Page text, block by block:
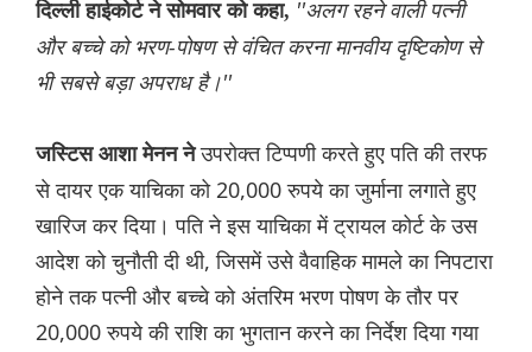
दिल्ली हाईकोर्ट ने सोमवार को कहा, ''अलग रहने वाली पत्नी
और बच्चे को भरण-पोषण से वंचित करना मानवीय दृष्टिकोण से
भी सबसे बड़ा अपराध है।''
जस्टिस आशा मेनन नेउपरोक्त टिप्पणी करते हुए पति की तरफ
से दायर एक याचिका को 20,000 रुपये का जुर्माना लगाते हुए
खारिज कर दिया। पति ने इस याचिका में ट्रायल कोर्ट के उस
आदेश को चुनौती दी थी, जिसमें उसे वैवाहिक मामले का निपटारा
होने तक पत्नी और बच्चे को अंतरिम भरण पोषण के तौर पर
20,000 रुपये की राशि का भुगतान करने का निर्देश दिया गया